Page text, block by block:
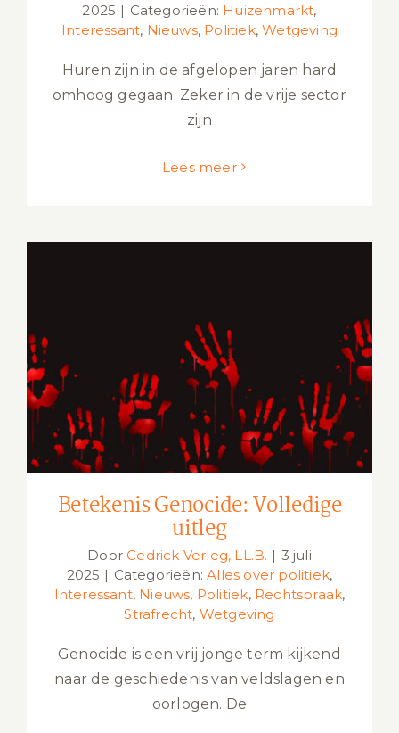
2025 | Categorieën: Huizenmarkt,
Interessant, Nieuws, Politiek,Wetgeving
Huren zijn in de afgelopen jaren hard
omhoog gegaan. Zeker in de vrije sector
zijn
Lees meer
Betekenis Genocide: Volledige uitleg
Betekenis Genocide: Volledige
uitleg
Door Cedrick Verleg, LL.B. | 3 juli
2025 | Categorieën:Alles over politiek,
Interessant, Nieuws, Politiek, Rechtspraak,
Strafrecht, Wetgeving
Genocide is een vrij jonge term kijkend
naar de geschiedenis van veldslagen en
oorlogen. De